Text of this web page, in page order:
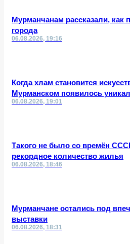
Мурманчанам рассказали, как
города
06.08.2026, 19:16
Когда хлам становится
Мурманском появилось
06.08.2026, 19:01
Такого не было со времён
рекордное количество жилья
06.08.2026, 18:46
Мурманчане остались под
выставки
06.08.2026, 18:31